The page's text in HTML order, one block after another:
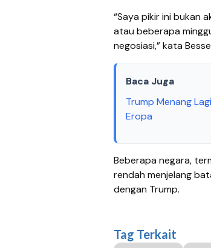
“Saya pikir ini bukan
atau beberapa
negosiasi,” kata
Baca Juga
Trump Menang
Eropa
Beberapa negara,
rendah menjelang
dengan Trump.
Tag Terkait